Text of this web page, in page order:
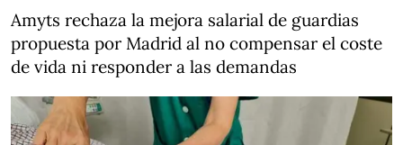
Amyts rechaza la mejora salarial de guardias
propuesta por Madrid al no compensar el coste
de vida ni responder a las demandas